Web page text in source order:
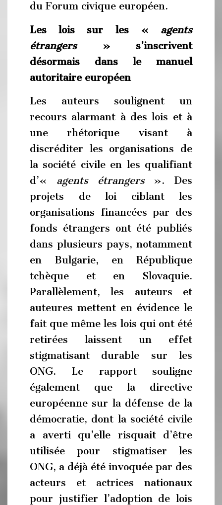
du Forum civique européen.
Les lois sur les « agents
étrangers» s’inscrivent
désormais dans le manuel
autoritaire européen
Les auteurs soulignent un
recours alarmant à des lois et à
une rhétorique visant à
discréditer les organisations de
la société civile en les qualifiant
d’« agents étrangers». Des
projets de loi ciblant les
organisations financées par des
fonds étrangers ont été publiés
dans plusieurs pays, notamment
en Bulgarie, en République
tchèque et en Slovaquie.
Parallèlement, les auteurs et
auteures mettent en évidence le
fait que même les lois qui ont été
retirées laissent un effet
stigmatisant durable sur les
ONG. Le rapport souligne
également que la directive
européenne sur la défense de la
démocratie, dont la société civile
a averti qu’elle risquait d’être
utilisée pour stigmatiser les
ONG, a déjà été invoquée par des
acteurs et actrices nationaux
pour justifier l’adoption de lois